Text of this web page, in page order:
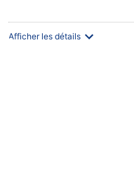
Afficher les détails